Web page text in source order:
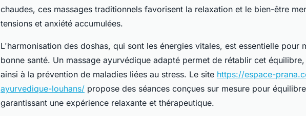
chaudes, ces massages traditionnels favorisent la relaxation et le bien-être
tensions et anxiété accumulées.
L'harmonisation des doshas, qui sont les énergies vitales, est essentielle pour
bonne santé. Un massage ayurvédique adapté permet de rétablir cet
ainsi à la prévention de maladies liées au stress. Le site https://espace-
ayurvedique-louhans/ propose des séances conçues sur mesure pour
garantissant une expérience relaxante et thérapeutique.